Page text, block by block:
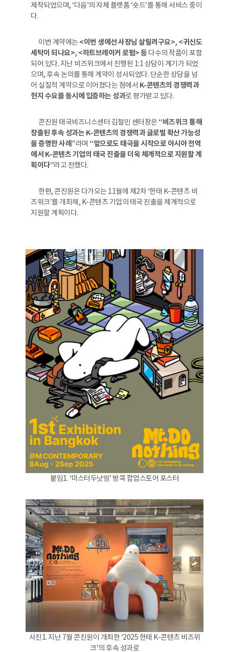
제작되었으며, ‘다음’의 자체 플랫폼 ‘숏드’를 통해 서비스 중이
다.
이번 계약에는 <이번 생에선 사장님 살릴려구요>, <귀신도
세탁이 되나요>, <하트브레이커 로펌> 등 다수의 작품이 포함
되어 있다. 지난 비즈위크에서 진행된 1:1 상담이 계기가 되었
으며, 후속 논의를 통해 계약이 성사되었다. 단순한 상담을 넘
어 실질적 계약으로 이어졌다는 점에서 K-콘텐츠의 경쟁력과
현지 수요를 동시에 입증하는 성과로 평가받고 있다.
콘진원 태국비즈니스센터 김철민 센터장은 “비즈위크 통해
창출된 후속 성과는 K-콘텐츠의 경쟁력과 글로벌 확산 가능성
을 증명한 사례”라며 “앞으로도 태국을 시작으로 아시아 전역
에서 K-콘텐츠 기업의 태국 진출을 더욱 체계적으로 지원할 계
획이다”라고 전했다.
한편, 콘진원은 다가오는 11월에 제2차 ‘한태 K-콘텐츠 비
즈위크’를 개최해, K-콘텐츠 기업의 태국 진출을 체계적으로
지원할 계획이다.
붙임1. ‘미스터두낫띵’ 방콕 팝업스토어 포스터
사진1. 지난 7월 콘진원이 개최한 ‘2025 한태 K-콘텐츠 비즈위
크’의 후속 성과로